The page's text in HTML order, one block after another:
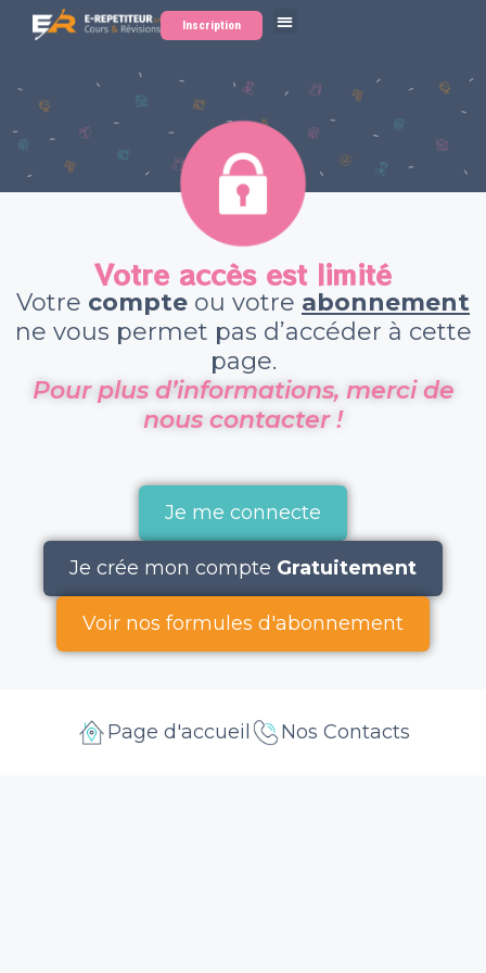
Inscription
Votre accès est limité
Votre compte ou votre abonnement
ne vous permet pas d’accéder à cette
page.
Pour plus d’informations, merci de
nous contacter !
Je me connecte
Je crée mon compte Gratuitement
Voir nos formules d'abonnement
Page d'accueil Nos Contacts